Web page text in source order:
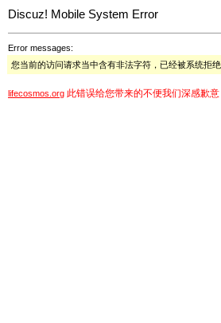
Discuz! Mobile System Error
Error messages:
您当前的访问请求当中含有非法字符，已经被系统拒绝
lifecosmos.org 此错误给您带来的不便我们深感歉意